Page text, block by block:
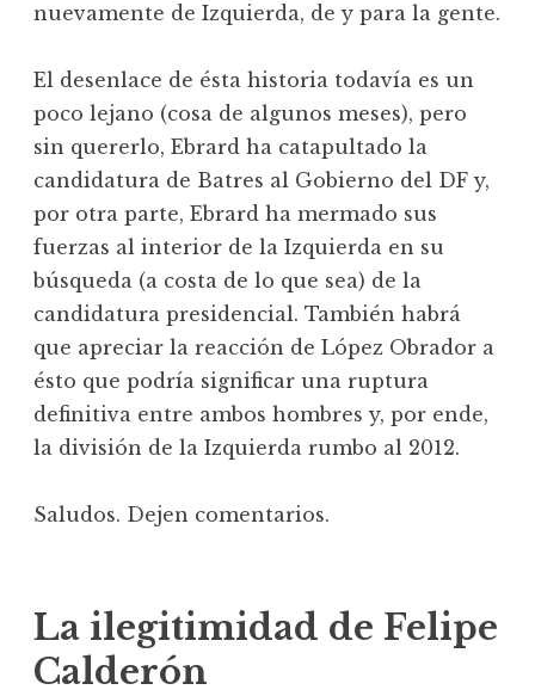
nuevamente de Izquierda, de y para la gente.
El desenlace de ésta historia todavía es un
poco lejano (cosa de algunos meses), pero
sin quererlo, Ebrard ha catapultado la
candidatura de Batres al Gobierno del DF y,
por otra parte, Ebrard ha mermado sus
fuerzas al interior de la Izquierda en su
búsqueda (a costa de lo que sea) de la
candidatura presidencial. También habrá
que apreciar la reacción de López Obrador a
ésto que podría significar una ruptura
definitiva entre ambos hombres y, por ende,
la división de la Izquierda rumbo al 2012.
Saludos. Dejen comentarios.
La ilegitimidad de Felipe
Calderón